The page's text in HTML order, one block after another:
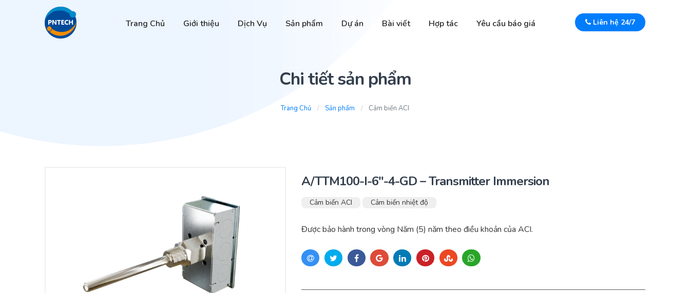
Trang Chủ Giới thiệu Dịch Vụ Sản phẩm Dự án Bài viết Hợp tác Yêu cầu báo giá Liên hệ 24/7
Chi tiết sản phẩm
Trang Chủ Sản phẩm Cảm biến ACI
A/TTM100-I-6″-4-GD – Transmitter Immersion
Cảm biến ACI Cảm biến nhiệt độ
Được bảo hành trong vòng Năm (5) năm theo điều khoản của ACI.